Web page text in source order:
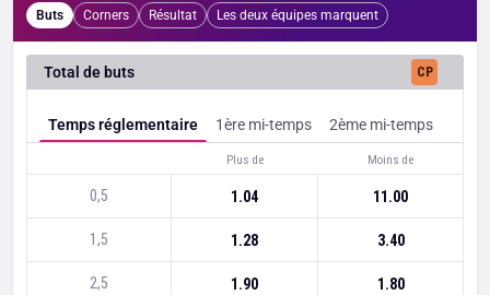
Buts Corners Résultat Les deux équipes marquent
Total de buts CP
Temps réglementaire 1ère mi-temps 2ème mi-temps
Plus de Moins de
0,5 1.04 11.00
1,5 1.28 3.40
2,5 1.90 1.80